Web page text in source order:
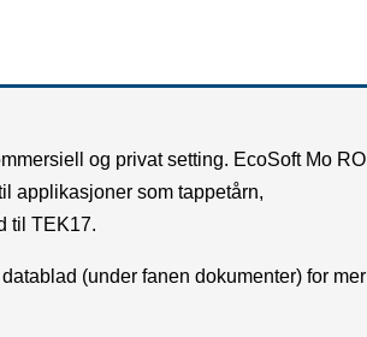
og privat setting. EcoSoft Mo RO
applikasjoner som tappetårn,
til TEK17.
datablad (under fanen dokumenter) for mer